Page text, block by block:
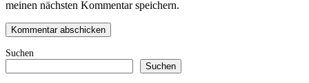
meinen nächsten Kommentar speichern.
Suchen
Suchen